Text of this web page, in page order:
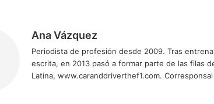
Ana Vázquez
Periodista de profesión desde 2009. Tras
escrita, en 2013 pasó a formar parte de las filas
Latina, www.caranddriverthef1.com.